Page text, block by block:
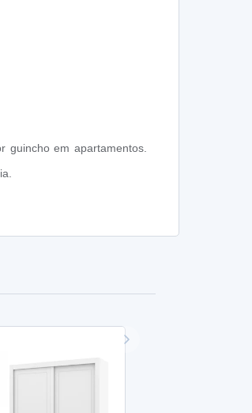
guincho em apartamentos.